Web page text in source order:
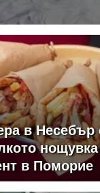
в Несебър
в Поморие